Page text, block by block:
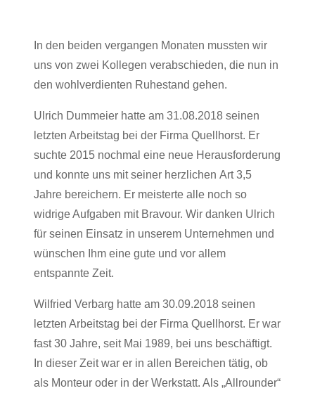
In den beiden vergangen Monaten mussten wir
uns von zwei Kollegen verabschieden, die nun in
den wohlverdienten Ruhestand gehen.
Ulrich Dummeier hatte am 31.08.2018 seinen
letzten Arbeitstag bei der Firma Quellhorst. Er
suchte 2015 nochmal eine neue Herausforderung
und konnte uns mit seiner herzlichen Art 3,5
Jahre bereichern. Er meisterte alle noch so
widrige Aufgaben mit Bravour. Wir danken Ulrich
für seinen Einsatz in unserem Unternehmen und
wünschen Ihm eine gute und vor allem
entspannte Zeit.
Wilfried Verbarg hatte am 30.09.2018 seinen
letzten Arbeitstag bei der Firma Quellhorst. Er war
fast 30 Jahre, seit Mai 1989, bei uns beschäftigt.
In dieser Zeit war er in allen Bereichen tätig, ob
als Monteur oder in der Werkstatt. Als „Allrounder“